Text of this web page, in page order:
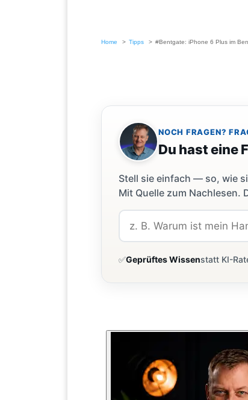
Home Tipps #Bentgate: iPhone 6 Plus im
NOCH FRAGEN?
Du hast eine
Stell sie einfach — so, wie
Mit Quelle zum Nachlesen.
✅Geprüftes Wissenstatt KI-